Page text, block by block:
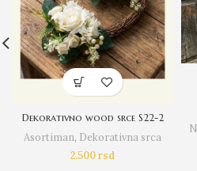
Dekorativno wood srce S22-2
Asortiman, Dekorativna srca
2.500rsd